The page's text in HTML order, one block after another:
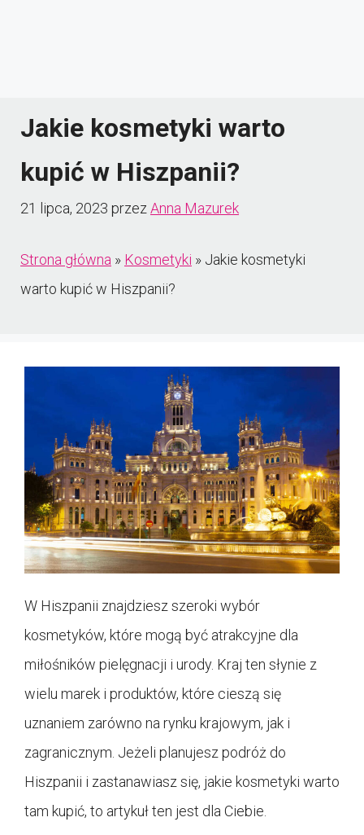
Jakie kosmetyki warto
kupić w Hiszpanii?
21 lipca, 2023 przez Anna Mazurek
Strona główna » Kosmetyki » Jakie kosmetyki
warto kupić w Hiszpanii?
W Hiszpanii znajdziesz szeroki wybór
kosmetyków, które mogą być atrakcyjne dla
miłośników pielęgnacji i urody. Kraj ten słynie z
wielu marek i produktów, które cieszą się
uznaniem zarówno na rynku krajowym, jak i
zagranicznym. Jeżeli planujesz podróż do
Hiszpanii i zastanawiasz się, jakie kosmetyki warto
tam kupić, to artykuł ten jest dla Ciebie.